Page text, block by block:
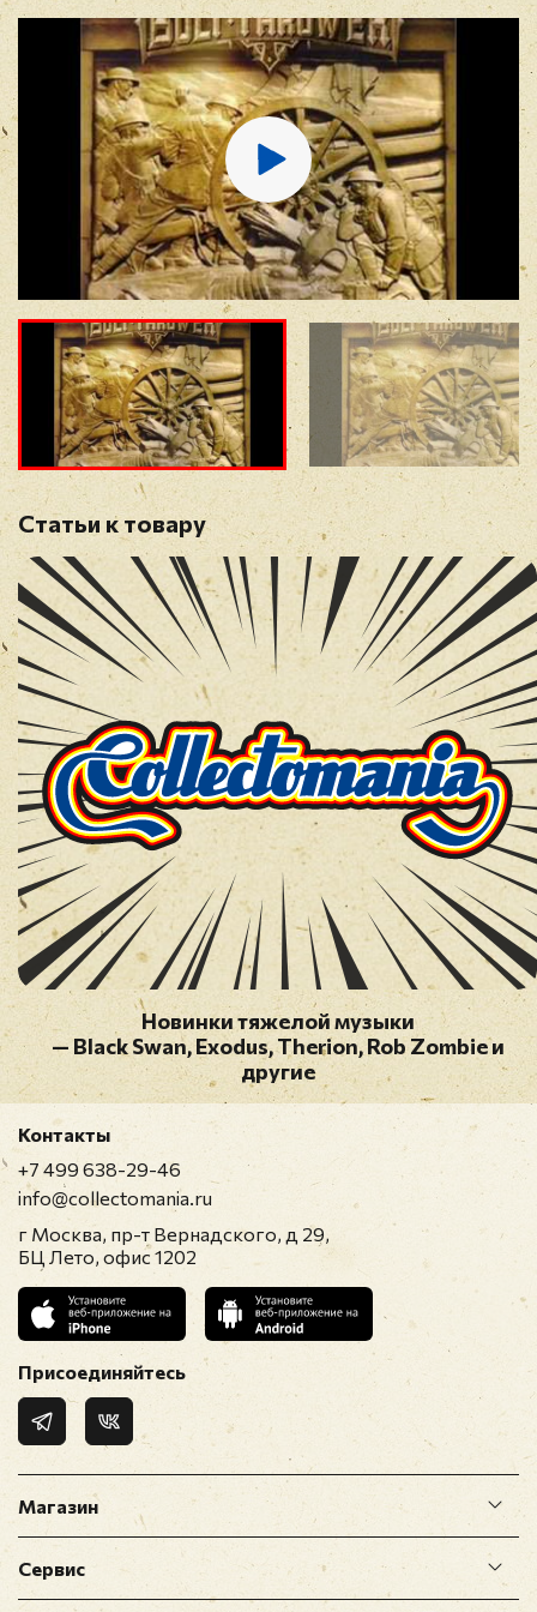
E-mail*
Отзыв*
Прикрепить фото
Оставить отзыв
Перед публикацией отзывы проходят
модерацию
Статьи к товару
Новинки тяжелой музыки
— Black Swan, Exodus, Therion, Rob Zombie и
другие
Магазин
Сервис
Контакты
+7 499 638-29-46
info@collectomania.ru
г Москва, пр-т Вернадского, д 29,
БЦ Лето, офис 1202
Присоединяйтесь